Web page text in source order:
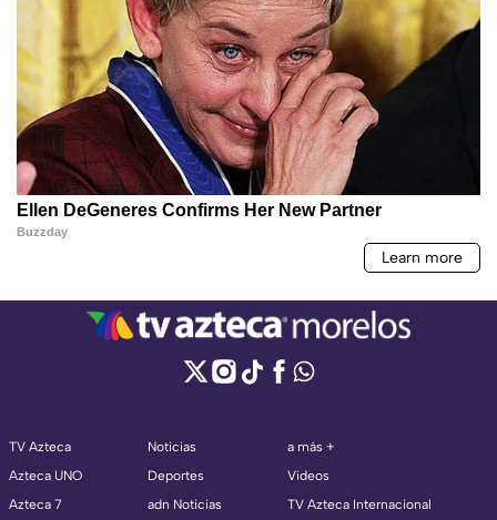
TV Azteca
Azteca UNO
Azteca 7
Noticias
Deportes
adn Noticias
a más +
Videos
TV Azteca Internacional